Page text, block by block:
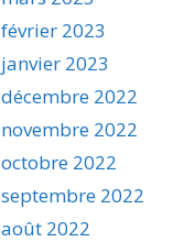
février 2023
janvier 2023
décembre 2022
novembre 2022
octobre 2022
septembre 2022
août 2022